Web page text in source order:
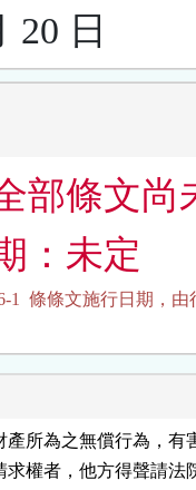
20 日
部條文尚
：未定
1  條條文施行日期，由
所為之無償行為，有
權者，他方得聲請法